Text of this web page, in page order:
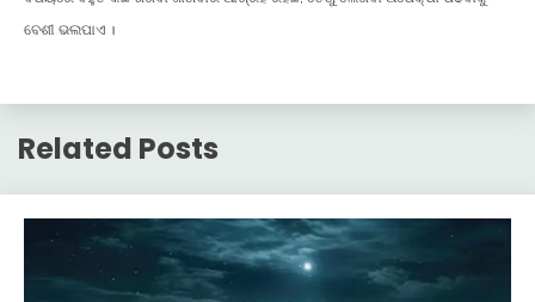
ବେଶୀ ଭଲପାଏ ।
Related Posts